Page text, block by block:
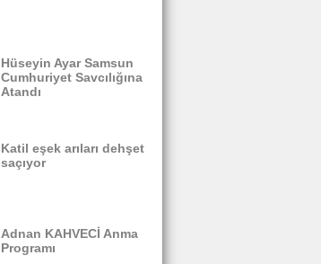
Hüseyin Ayar Samsun
Cumhuriyet Savcılığına
Atandı
Katil eşek arıları dehşet
saçıyor
Adnan KAHVECİ Anma
Programı